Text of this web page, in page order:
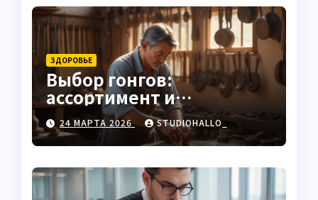
ЗДОРОВЬЕ
Выбор гонгов:
ассортимент и
характеристики
24 МАРТА 2026 STUDIOHALLO_